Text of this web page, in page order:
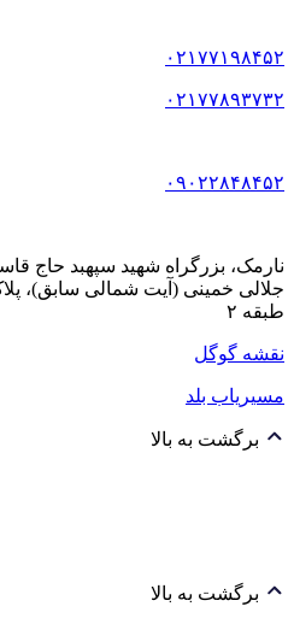
۰۲۱۷۷۱۹۸۴۵۲
۰۲۱۷۷۸۹۳۷۳۲
۰۹۰۲۲۸۴۸۴۵۲
نارمک، بزرگراه شهید سپهبد حاج
طبقه ۲
نقشه گوگل
مسیریاب بلد
برگشت به بالا
برگشت به بالا